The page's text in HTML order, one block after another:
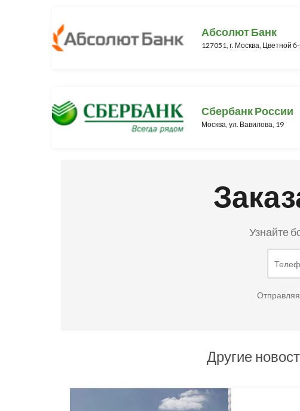
Абсолют Банк
127051, г. Москва, Цветной
Сбербанк России
Москва, ул. Вавилова, 19
Узнайте
Отправляя
Другие